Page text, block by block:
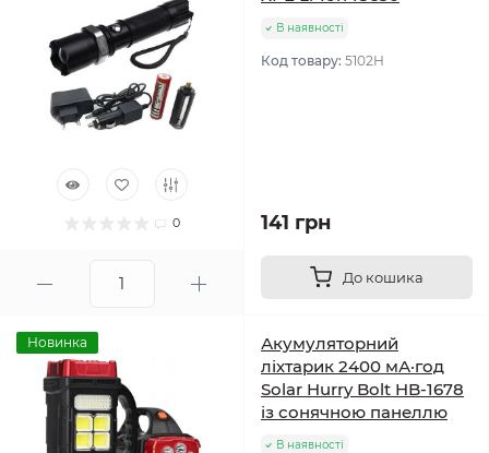
0
В наявності
Код товару: 5102Н
141 грн
До кошика
Новинка
Акумуляторний
ліхтарик 2400 мА·год
Solar Hurry Bolt HB-1678
із сонячною панеллю
В наявності